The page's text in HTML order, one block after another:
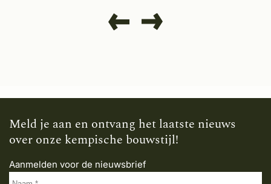
Meld je aan en ontvang het laatste nieuws
over onze kempische bouwstijl!
Aanmelden voor de nieuwsbrief